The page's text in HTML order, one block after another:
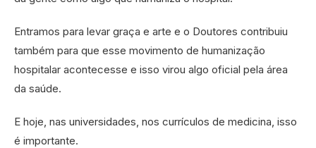
Entramos para levar graça e arte e o Doutores contribuiu
também para que esse movimento de humanização
hospitalar acontecesse e isso virou algo oficial pela área
da saúde.
E hoje, nas universidades, nos currículos de medicina, isso
é importante.